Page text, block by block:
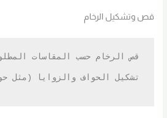
قص وتشكيل الرخام